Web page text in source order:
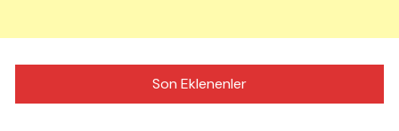
Son Eklenenler